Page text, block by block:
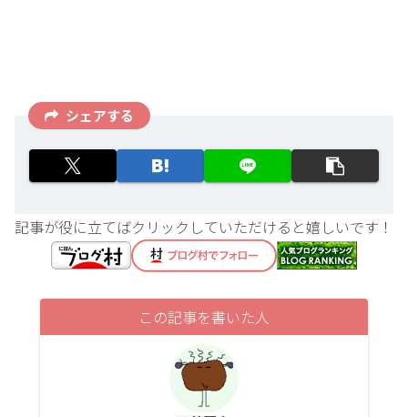
シェアする
記事が役に立てばクリックしていただけると嬉しいです！
この記事を書いた人